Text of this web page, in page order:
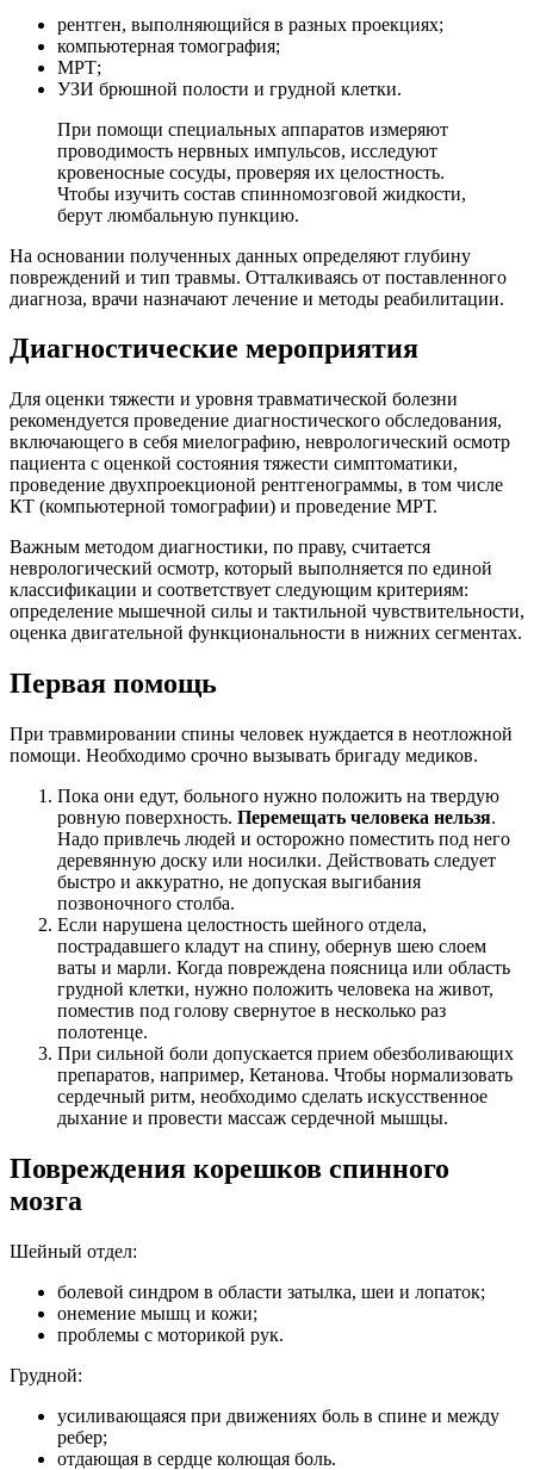
рентген, выполняющийся в разных проекциях;
компьютерная томография;
МРТ;
УЗИ брюшной полости и грудной клетки.
При помощи специальных аппаратов измеряют
проводимость нервных импульсов, исследуют
кровеносные сосуды, проверяя их целостность.
Чтобы изучить состав спинномозговой жидкости,
берут люмбальную пункцию.
На основании полученных данных определяют глубину
повреждений и тип травмы. Отталкиваясь от поставленного
диагноза, врачи назначают лечение и методы реабилитации.
Диагностические мероприятия
Для оценки тяжести и уровня травматической болезни
рекомендуется проведение диагностического обследования,
включающего в себя миелографию, неврологический осмотр
пациента с оценкой состояния тяжести симптоматики,
проведение двухпроекционой рентгенограммы, в том числе
КТ (компьютерной томографии) и проведение МРТ.
Важным методом диагностики, по праву, считается
неврологический осмотр, который выполняется по единой
классификации и соответствует следующим критериям:
определение мышечной силы и тактильной чувствительности,
оценка двигательной функциональности в нижних сегментах.
Первая помощь
При травмировании спины человек нуждается в неотложной
помощи. Необходимо срочно вызывать бригаду медиков.
Пока они едут, больного нужно положить на твердую
ровную поверхность. Перемещать человека нельзя.
Надо привлечь людей и осторожно поместить под него
деревянную доску или носилки. Действовать следует
быстро и аккуратно, не допуская выгибания
позвоночного столба.
Если нарушена целостность шейного отдела,
пострадавшего кладут на спину, обернув шею слоем
ваты и марли. Когда повреждена поясница или область
грудной клетки, нужно положить человека на живот,
поместив под голову свернутое в несколько раз
полотенце.
При сильной боли допускается прием обезболивающих
препаратов, например, Кетанова. Чтобы нормализовать
сердечный ритм, необходимо сделать искусственное
дыхание и провести массаж сердечной мышцы.
Повреждения корешков спинного
мозга
Шейный отдел:
болевой синдром в области затылка, шеи и лопаток;
онемение мышц и кожи;
проблемы с моторикой рук.
Грудной:
усиливающаяся при движениях боль в спине и между
ребер;
отдающая в сердце колющая боль.